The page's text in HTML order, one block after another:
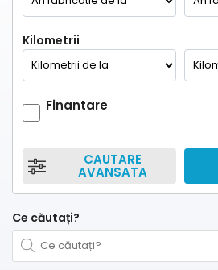
Kilometrii
Finantare
CAUTARE
AVANSATA
Ce căutați?